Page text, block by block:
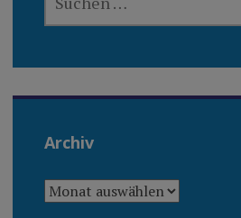
NACH:
Archiv
ARCHIV